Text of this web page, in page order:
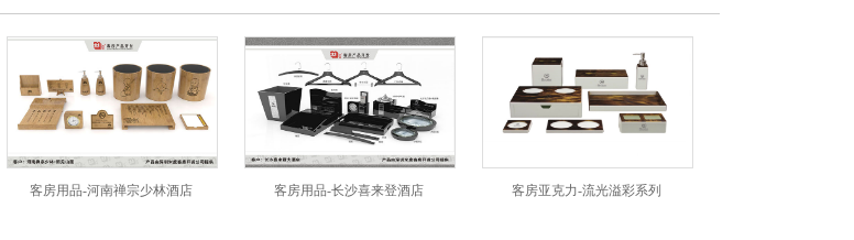
客房用品-河南禅宗少林酒店 客房用品-长沙喜来登酒店 客房亚克力-流光溢彩系列